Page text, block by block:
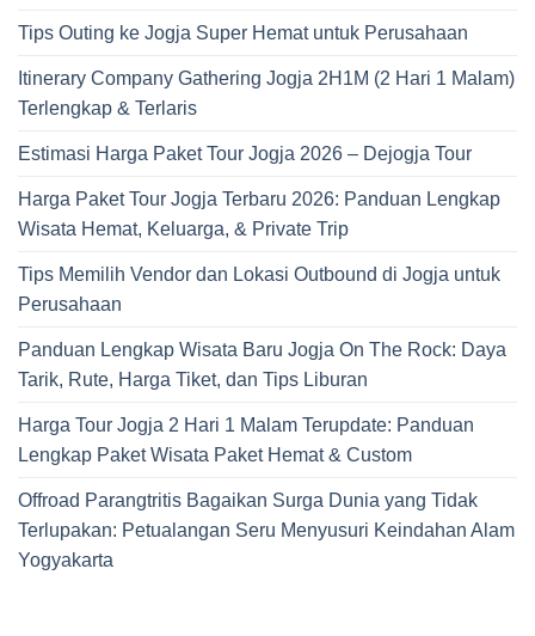
Tips Outing ke Jogja Super Hemat untuk Perusahaan
Itinerary Company Gathering Jogja 2H1M (2 Hari 1 Malam)
Terlengkap & Terlaris
Estimasi Harga Paket Tour Jogja 2026 – Dejogja Tour
Harga Paket Tour Jogja Terbaru 2026: Panduan Lengkap
Wisata Hemat, Keluarga, & Private Trip
Tips Memilih Vendor dan Lokasi Outbound di Jogja untuk
Perusahaan
Panduan Lengkap Wisata Baru Jogja On The Rock: Daya
Tarik, Rute, Harga Tiket, dan Tips Liburan
Harga Tour Jogja 2 Hari 1 Malam Terupdate: Panduan
Lengkap Paket Wisata Paket Hemat & Custom
Offroad Parangtritis Bagaikan Surga Dunia yang Tidak
Terlupakan: Petualangan Seru Menyusuri Keindahan Alam
Yogyakarta